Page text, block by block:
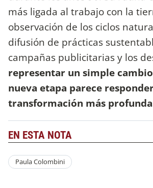
más ligada al trabajo con la
observación de los ciclos
difusión de prácticas
campañas publicitarias y los
representar un simple
nueva etapa parece
transformación más
EN ESTA NOTA
Paula Colombini